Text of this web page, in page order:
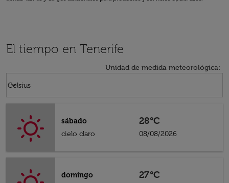
El tiempo en Tenerife
Unidad de medida meteorológica:
Celsius
keyboard_arrow_down
sábado
cielo claro
28°C
08/08/2026
domingo
27°C